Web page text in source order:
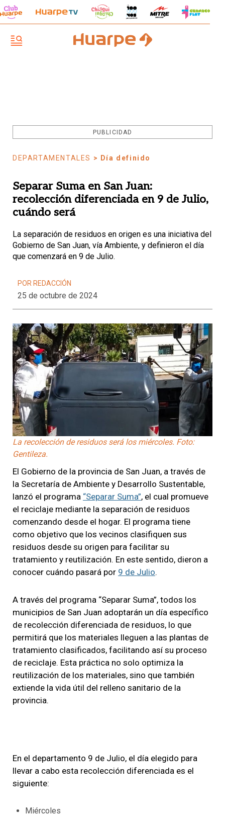
PUBLICIDAD
DEPARTAMENTALES > Día definido
Separar Suma en San Juan:
recolección diferenciada en 9 de Julio,
cuándo será
La separación de residuos en origen es una iniciativa del
Gobierno de San Juan, vía Ambiente, y definieron el día
que comenzará en 9 de Julio.
POR REDACCIÓN
25 de octubre de 2024
La recolección de residuos será los miércoles. Foto:
Gentileza.
El Gobierno de la provincia de San Juan, a través de
la Secretaría de Ambiente y Desarrollo Sustentable,
lanzó el programa “Separar Suma”, el cual promueve
el reciclaje mediante la separación de residuos
comenzando desde el hogar. El programa tiene
como objetivo que los vecinos clasifiquen sus
residuos desde su origen para facilitar su
tratamiento y reutilización. En este sentido, dieron a
conocer cuándo pasará por 9 de Julio.
A través del programa “Separar Suma”, todos los
municipios de San Juan adoptarán un día específico
de recolección diferenciada de residuos, lo que
permitirá que los materiales lleguen a las plantas de
tratamiento clasificados, facilitando así su proceso
de reciclaje. Esta práctica no solo optimiza la
reutilización de los materiales, sino que también
extiende la vida útil del relleno sanitario de la
provincia.
En el departamento 9 de Julio, el día elegido para
llevar a cabo esta recolección diferenciada es el
siguiente:
Miércoles